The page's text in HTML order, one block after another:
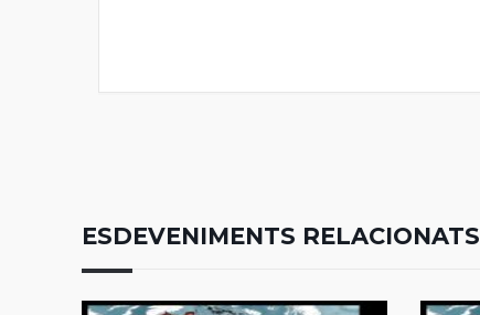
ESDEVENIMENTS RELACIONATS